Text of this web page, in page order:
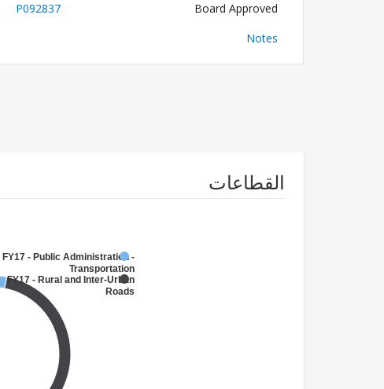
Board Approved
P092837
Notes
القطاعات
FY17 - Public Administration -
Transportation
FY17 - Rural and Inter-Urban
Roads